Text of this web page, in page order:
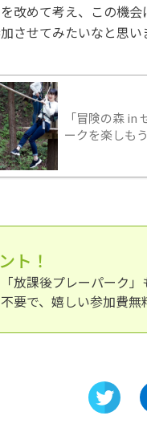
改めて考え、この機
させてみたいなと思
「冒険の森
ークを楽しも
ト！
放課後プレーパーク
要で、嬉しい参加費